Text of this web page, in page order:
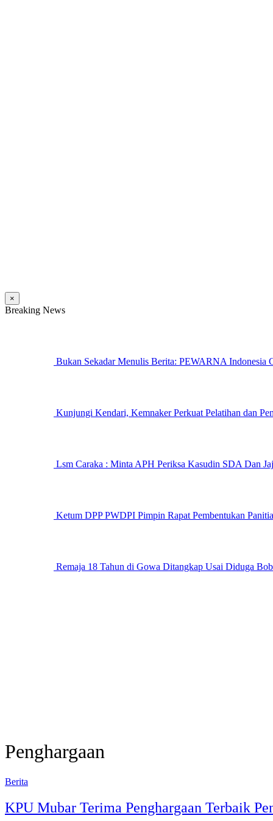
×
Breaking News
Bukan Sekadar Menulis Berita: PEWARNA Indonesia
Kunjungi Kendari, Kemnaker Perkuat Pelatihan dan
Lsm Caraka : Minta APH Periksa Kasudin SDA Dan
Ketum DPP PWDPI Pimpin Rapat Pembentukan
Remaja 18 Tahun di Gowa Ditangkap Usai Diduga
Penghargaan
Berita
KPU Mubar Terima Penghargaan Terbaik